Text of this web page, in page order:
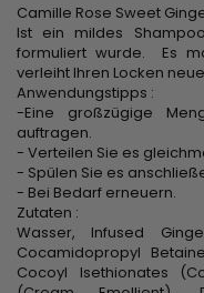
Camille Rose Sweet
Ist ein mildes
formuliert wurde. Es
verleiht Ihren Locken
Anwendungstipps :
-Eine großzügige
auftragen.
- Verteilen Sie es
- Spülen Sie es
- Bei Bedarf erneuern.
Zutaten :
Wasser, Infused
Cocamidopropyl
Cocoyl Isethionates